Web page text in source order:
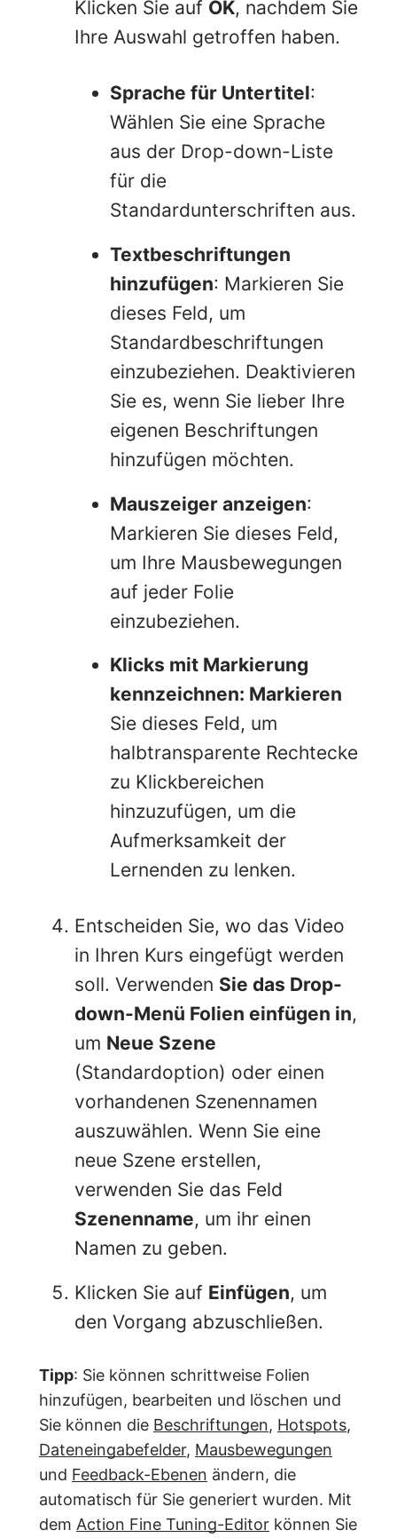
Klicken Sie auf OK, nachdem Sie
Ihre Auswahl getroffen haben.
Sprache für Untertitel:
Wählen Sie eine Sprache
aus der Drop-down-Liste
für die
Standardunterschriften aus.
Textbeschriftungen
hinzufügen: Markieren Sie
dieses Feld, um
Standardbeschriftungen
einzubeziehen. Deaktivieren
Sie es, wenn Sie lieber Ihre
eigenen Beschriftungen
hinzufügen möchten.
Mauszeiger anzeigen:
Markieren Sie dieses Feld,
um Ihre Mausbewegungen
auf jeder Folie
einzubeziehen.
Klicks mit Markierung
kennzeichnen: Markieren
Sie dieses Feld, um
halbtransparente Rechtecke
zu Klickbereichen
hinzuzufügen, um die
Aufmerksamkeit der
Lernenden zu lenken.
Entscheiden Sie, wo das Video
in Ihren Kurs eingefügt werden
soll. Verwenden Sie das Drop-
down-Menü Folien einfügen in,
um Neue Szene
(Standardoption) oder einen
vorhandenen Szenennamen
auszuwählen. Wenn Sie eine
neue Szene erstellen,
verwenden Sie das Feld
Szenenname, um ihr einen
Namen zu geben.
Klicken Sie auf Einfügen, um
den Vorgang abzuschließen.
Tipp: Sie können schrittweise Folien
hinzufügen, bearbeiten und löschen und
Sie können die Beschriftungen, Hotspots,
Dateneingabefelder, Mausbewegungen
und Feedback-Ebenen ändern, die
automatisch für Sie generiert wurden. Mit
dem Action Fine Tuning-Editor können Sie